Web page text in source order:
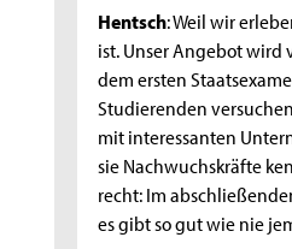
Hentsch: Weil wir
ist. Unser Angebot
dem ersten
Studierenden
mit interessanten
sie Nachwuchskräfte
recht: Im
es gibt so gut wie nie